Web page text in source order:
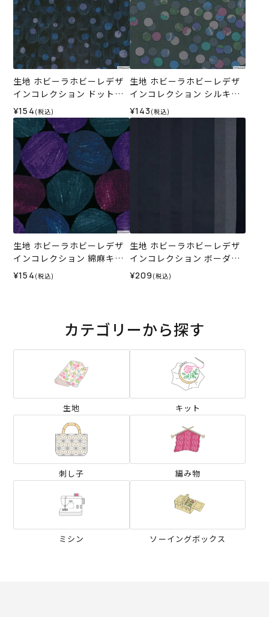
生地 ホビーラホビーレデザ
インコレクション ドットボ
ーダー＜6L＞
¥154 (税込)
生地 ホビーラホビーレデザ
インコレクション シルキー
ローン カラフルドットボー
ダー＜3GR＞
¥143 (税込)
生地 ホビーラホビーレデザ
インコレクション 綿麻キャ
ンバス 手描き風水玉＜1X＞
¥154 (税込)
生地 ホビーラホビーレデザ
インコレクション ボーダー
カラードビー＜1N＞
¥209 (税込)
カテゴリーから探す
生地 キット
刺し子 編み物
ミシン ソーイングボックス